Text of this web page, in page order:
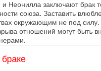
и Неонилла заключают брак
союза. Заставить
окружающим не под
отношений могут быть